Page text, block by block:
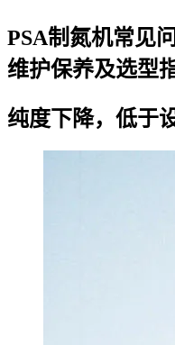
PSA制氮机常见
维护保养及选型
纯度下降，低于